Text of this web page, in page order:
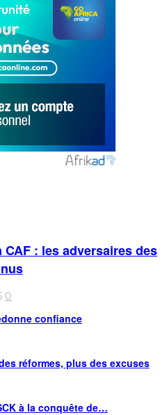
: les adversaires des
0
confiance
réformes, plus des excuses
à la conquête de…